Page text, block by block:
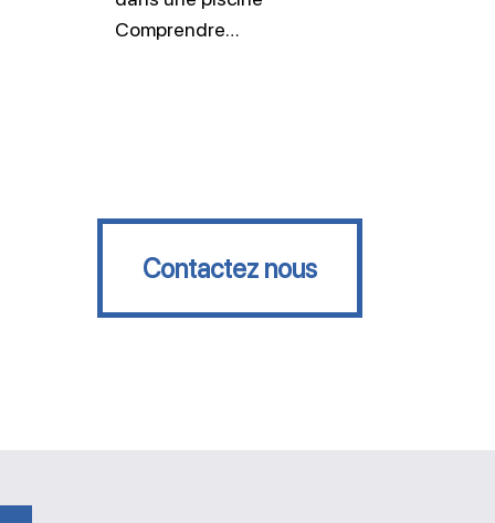
Comprendre…
Contactez nous
Contactez nous